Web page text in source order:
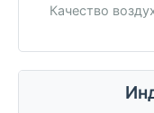
Качество